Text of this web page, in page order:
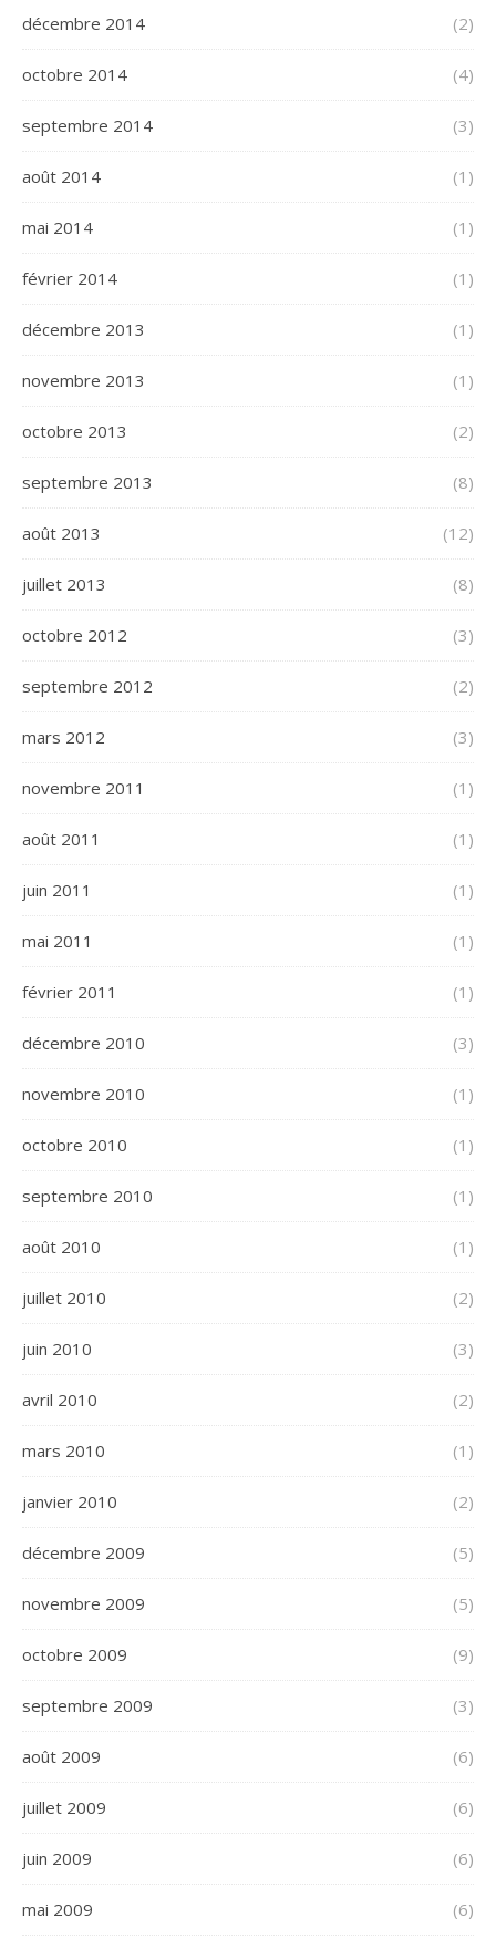
décembre 2014 (2)
octobre 2014 (4)
septembre 2014 (3)
août 2014 (1)
mai 2014 (1)
février 2014 (1)
décembre 2013 (1)
novembre 2013 (1)
octobre 2013 (2)
septembre 2013 (8)
août 2013 (12)
juillet 2013 (8)
octobre 2012 (3)
septembre 2012 (2)
mars 2012 (3)
novembre 2011 (1)
août 2011 (1)
juin 2011 (1)
mai 2011 (1)
février 2011 (1)
décembre 2010 (3)
novembre 2010 (1)
octobre 2010 (1)
septembre 2010 (1)
août 2010 (1)
juillet 2010 (2)
juin 2010 (3)
avril 2010 (2)
mars 2010 (1)
janvier 2010 (2)
décembre 2009 (5)
novembre 2009 (5)
octobre 2009 (9)
septembre 2009 (3)
août 2009 (6)
juillet 2009 (6)
juin 2009 (6)
mai 2009 (6)